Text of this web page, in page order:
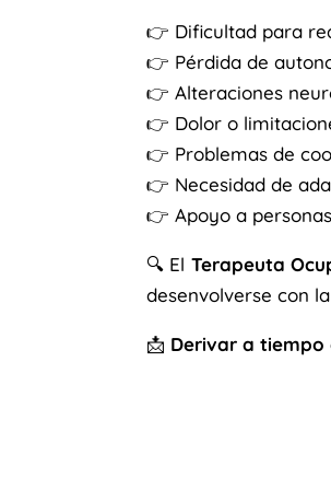
👉 Dificultad para
👉 Pérdida de
👉 Alteraciones
👉 Dolor o
👉 Problemas de
👉 Necesidad de
👉 Apoyo a
🔍 El Terapeuta
desenvolverse con
📩 Derivar a tiempo